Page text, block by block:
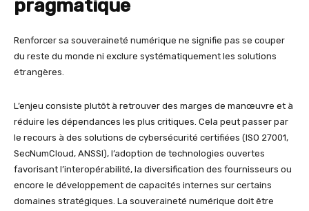
pragmatique
Renforcer sa souveraineté numérique ne signifie pas se couper
du reste du monde ni exclure systématiquement les solutions
étrangères.
L’enjeu consiste plutôt à retrouver des marges de manœuvre et à
réduire les dépendances les plus critiques. Cela peut passer par
le recours à des solutions de cybersécurité certifiées (ISO 27001,
SecNumCloud, ANSSI), l’adoption de technologies ouvertes
favorisant l’interopérabilité, la diversification des fournisseurs ou
encore le développement de capacités internes sur certains
domaines stratégiques. La souveraineté numérique doit être